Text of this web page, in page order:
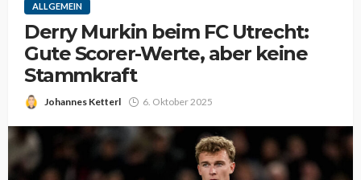
ALLGEMEIN
Derry Murkin beim FC Utrecht:
Gute Scorer-Werte, aber keine
Stammkraft
Johannes Ketterl 6. Oktober 2025